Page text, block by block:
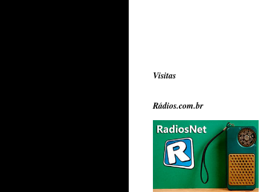
Visitas
Rádios.com.br